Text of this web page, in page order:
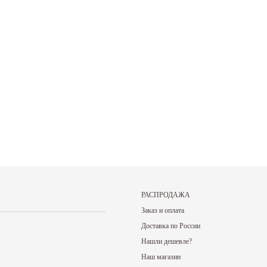
РАСПРОДАЖА
Заказ и оплата
Доставка по России
Нашли дешевле?
Наш магазин